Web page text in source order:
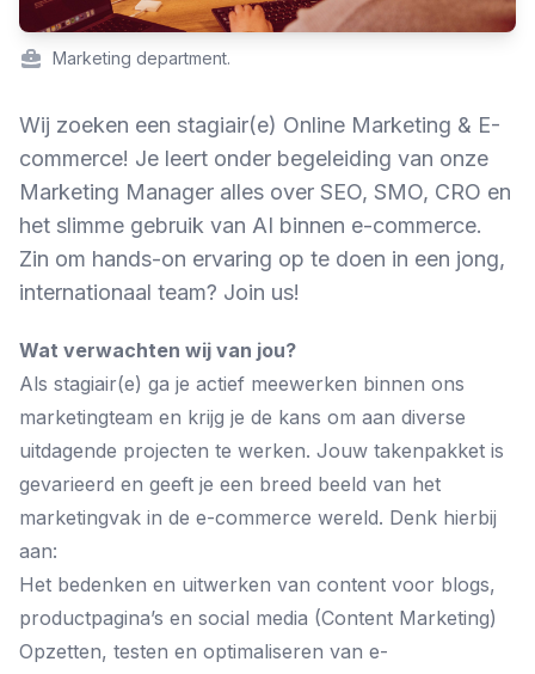
Marketing department.
Wij zoeken een stagiair(e) Online Marketing & E-
commerce! Je leert onder begeleiding van onze
Marketing Manager alles over SEO, SMO, CRO en
het slimme gebruik van AI binnen e-commerce.
Zin om hands-on ervaring op te doen in een jong,
internationaal team? Join us!
Wat verwachten wij van jou?
Als stagiair(e) ga je actief meewerken binnen ons
marketingteam en krijg je de kans om aan diverse
uitdagende projecten te werken. Jouw takenpakket is
gevarieerd en geeft je een breed beeld van het
marketingvak in de e-commerce wereld. Denk hierbij
aan:
Het bedenken en uitwerken van content voor blogs,
productpagina’s en social media (Content Marketing)
Opzetten, testen en optimaliseren van e-